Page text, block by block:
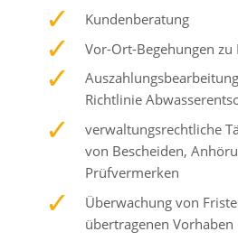
Kundenberatung
Vor-Ort-Begehungen zu
Richtlinie
verwaltungsrechtliche
von Bescheiden,
Prüfvermerken
Überwachung von
übertragenen Vorhaben